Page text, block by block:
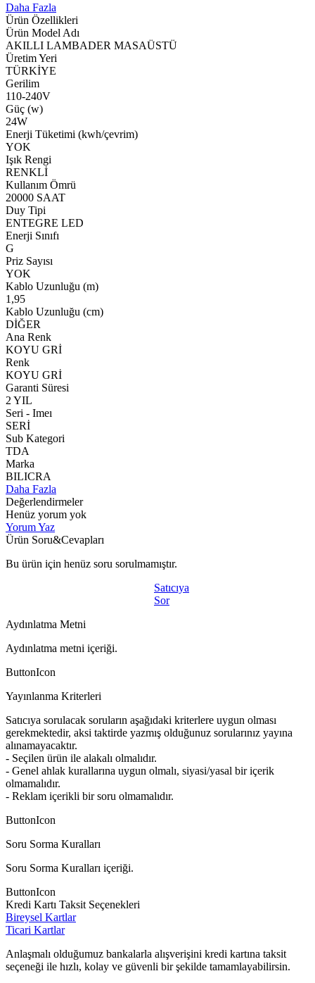
Daha Fazla
Ürün Özellikleri
Ürün Model Adı
AKILLI LAMBADER MASAÜSTÜ
Üretim Yeri
TÜRKİYE
Gerilim
110-240V
Güç (w)
24W
Enerji Tüketimi (kwh/çevrim)
YOK
Işık Rengi
RENKLİ
Kullanım Ömrü
20000 SAAT
Duy Tipi
ENTEGRE LED
Enerji Sınıfı
G
Priz Sayısı
YOK
Kablo Uzunluğu (m)
1,95
Kablo Uzunluğu (cm)
DİĞER
Ana Renk
KOYU GRİ
Renk
KOYU GRİ
Garanti Süresi
2 YIL
Seri - Imeı
SERİ
Sub Kategori
TDA
Marka
BILICRA
Daha Fazla
Değerlendirmeler
Henüz yorum yok
Yorum Yaz
Ürün Soru&Cevapları
Bu ürün için henüz soru sorulmamıştır.
Satıcıya
Sor
Aydınlatma Metni
Aydınlatma metni içeriği.
ButtonIcon
Yayınlanma Kriterleri
Satıcıya sorulacak soruların aşağıdaki kriterlere uygun olması
gerekmektedir, aksi taktirde yazmış olduğunuz sorularınız yayına
alınamayacaktır.
- Seçilen ürün ile alakalı olmalıdır.
- Genel ahlak kurallarına uygun olmalı, siyasi/yasal bir içerik
olmamalıdır.
- Reklam içerikli bir soru olmamalıdır.
ButtonIcon
Soru Sorma Kuralları
Soru Sorma Kuralları içeriği.
ButtonIcon
Kredi Kartı Taksit Seçenekleri
Bireysel Kartlar
Ticari Kartlar
Anlaşmalı olduğumuz bankalarla alışverişini kredi kartına taksit
seçeneği ile hızlı, kolay ve güvenli bir şekilde tamamlayabilirsin.